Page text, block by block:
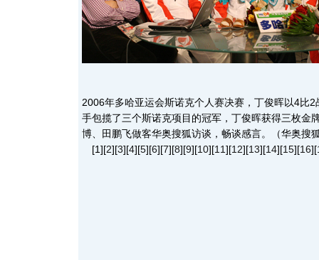
2006年多哈亚运会斯诺克个人赛决赛，丁俊晖以4比
手包揽了三个斯诺克项目的冠军，丁俊晖获得三枚金
博、田鹏飞做客华奥搜狐访谈，畅谈感言。（华奥搜
[1][2][3][4][5][6][7][8][9][10][11][12][13][14][15][16][